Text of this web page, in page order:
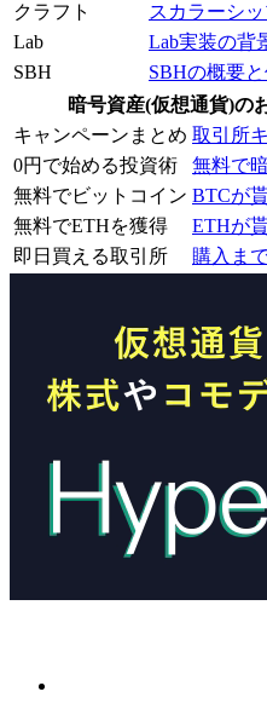
クラフト
スカラーシ
Lab
Lab実装の背
SBH
SBHの概要
暗号資産(仮想通貨)の
キャンペーンまとめ 取引所
0円で始める投資術
無料で
無料でビットコイン BTCが
無料でETHを獲得
ETHが
即日買える取引所
購入ま